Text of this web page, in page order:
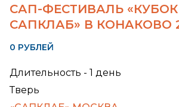
САП-ФЕСТИВАЛЬ «КУБОК
САПКЛАБ» В КОНАКОВО
0 РУБЛЕЙ
Длительность - 1 день
Тверь